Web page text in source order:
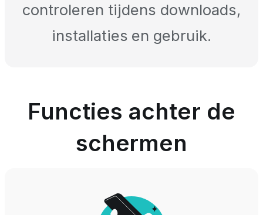
controleren tijdens downloads,
installaties en gebruik.
Functies achter de
schermen